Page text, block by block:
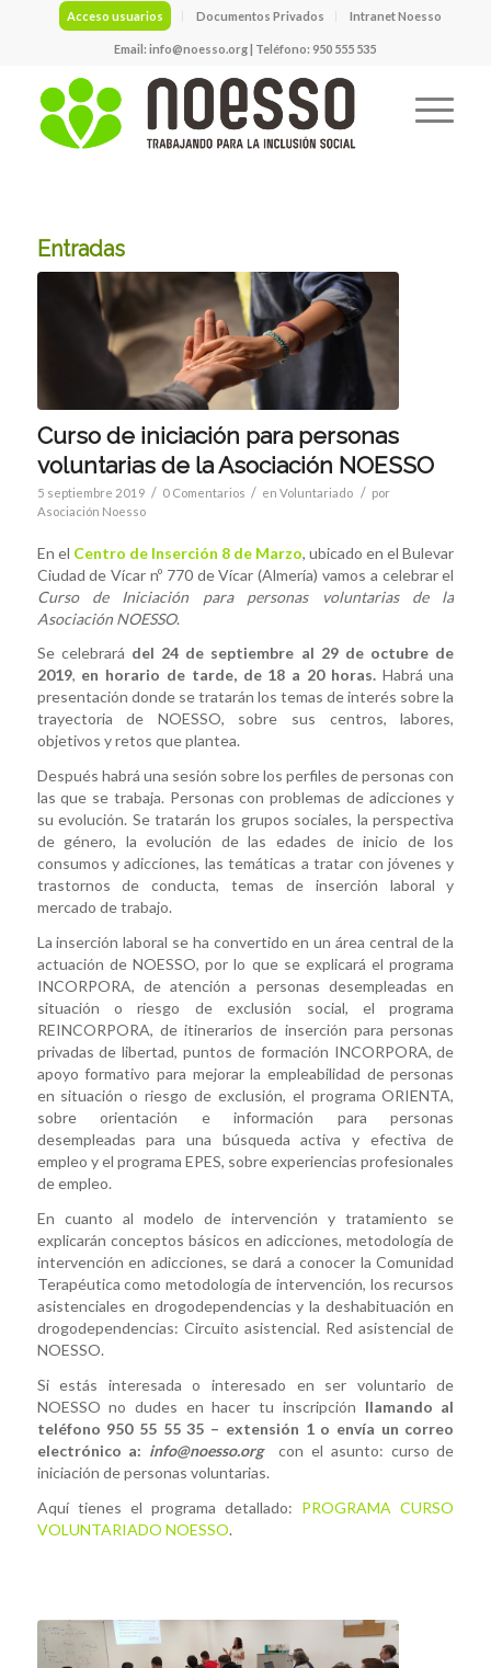
Acceso usuarios Documentos Privados Intranet Noesso
Email:info@noesso.org| Teléfono: 950 555 535
Entradas
Curso de iniciación para personas
voluntarias de la Asociación NOESSO
5 septiembre 2019 / 0 Comentarios / en Voluntariado / por
Asociación Noesso
En el Centro de Inserción 8 de Marzo, ubicado en el Bulevar
Ciudad de Vícar nº 770 de Vícar (Almería) vamos a celebrar el
Curso de Iniciación para personas voluntarias de la
Asociación NOESSO.
Se celebrará del 24 de septiembre al 29 de octubre de
2019, en horario de tarde, de 18 a 20 horas.Habrá una
presentación donde se tratarán los temas de interés sobre la
trayectoria de NOESSO, sobre sus centros, labores,
objetivos y retos que plantea.
Después habrá una sesión sobre los perfiles de personas con
las que se trabaja. Personas con problemas de adicciones y
su evolución. Se tratarán los grupos sociales, la perspectiva
de género, la evolución de las edades de inicio de los
consumos y adicciones, las temáticas a tratar con jóvenes y
trastornos de conducta, temas de inserción laboral y
mercado de trabajo.
La inserción laboral se ha convertido en un área central de la
actuación de NOESSO, por lo que se explicará el programa
INCORPORA, de atención a personas desempleadas en
situación o riesgo de exclusión social, el programa
REINCORPORA, de itinerarios de inserción para personas
privadas de libertad, puntos de formación INCORPORA, de
apoyo formativo para mejorar la empleabilidad de personas
en situación o riesgo de exclusión, el programa ORIENTA,
sobre orientación e información para personas
desempleadas para una búsqueda activa y efectiva de
empleo y el programa EPES, sobre experiencias profesionales
de empleo.
En cuanto al modelo de intervención y tratamiento se
explicarán conceptos básicos en adicciones, metodología de
intervención en adicciones, se dará a conocer la Comunidad
Terapéutica como metodología de intervención, los recursos
asistenciales en drogodependencias y la deshabituación en
drogodependencias: Circuito asistencial. Red asistencial de
NOESSO.
Si estás interesada o interesado en ser voluntario de
NOESSO no dudes en hacer tu inscripción llamando al
teléfono 950 55 55 35 – extensión 1 o envía un correo
electrónico a: info@noesso.org
con el asunto: curso de
iniciación de personas voluntarias.
Aquí tienes el programa detallado: PROGRAMA CURSO
VOLUNTARIADO NOESSO.